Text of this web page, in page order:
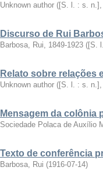
Unknown author ([S. l. : s. n.],
Discurso de Rui
Barbosa, Rui, 1849-1923 ([S.
Relato sobre relações
Unknown author ([S. l. : s. n.],
Mensagem da colônia
Sociedade Polaca de Auxílio
Texto de conferência
Barbosa, Rui (1916-07-14)